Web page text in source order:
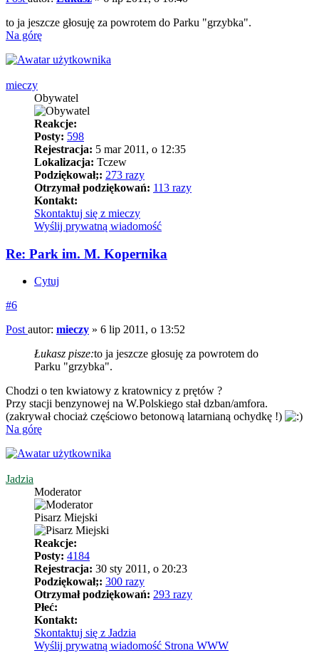
to ja jeszcze głosuję za powrotem do Parku "grzybka".
Na górę
mieczy
Obywatel
Reakcje:
Posty: 598
Rejestracja: 5 mar 2011, o 12:35
Lokalizacja: Tczew
Podziękował;: 273 razy
Otrzymał podziękowań: 113 razy
Kontakt:
Skontaktuj się z mieczy
Wyślij prywatną wiadomość
Re: Park im. M. Kopernika
Cytuj
#6
Post autor: mieczy » 6 lip 2011, o 13:52
Łukasz pisze:to ja jeszcze głosuję za powrotem do
Parku "grzybka".
Chodzi o ten kwiatowy z kratownicy z prętów ?
Przy stacji benzynowej na W.Polskiego stał dzban/amfora.
(zakrywał chociaż częściowo betonową latarnianą ochydkę !)
Na górę
Jadzia
Moderator
Pisarz Miejski
Reakcje:
Posty: 4184
Rejestracja: 30 sty 2011, o 20:23
Podziękował;: 300 razy
Otrzymał podziękowań: 293 razy
Płeć:
Kontakt:
Skontaktuj się z Jadzia
Wyślij prywatną wiadomość Strona WWW